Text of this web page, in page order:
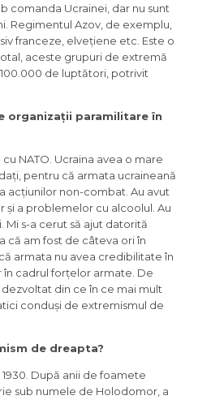
comanda Ucrainei, dar nu sunt
Regimentul Azov, de exemplu,
franceze, elvețiene etc. Este o
aceste grupuri de extremă
de luptători, potrivit
organizații paramilitare în
cu NATO. Ucraina avea o mare
pentru că armata ucraineană
acțiunilor non-combat. Au avut
și a problemelor cu alcoolul. Au
Mi s-a cerut să ajut datorită
că am fost de câteva ori în
armata nu avea credibilitate în
în cadrul forțelor armate. De
din ce în ce mai mult
conduși de extremismul de
de dreapta?
După anii de foamete
sub numele de Holodomor, a